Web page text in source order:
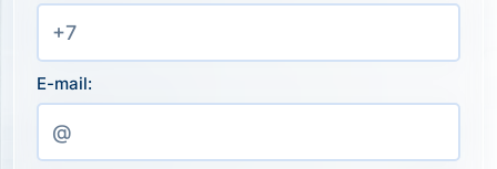
E-mail: